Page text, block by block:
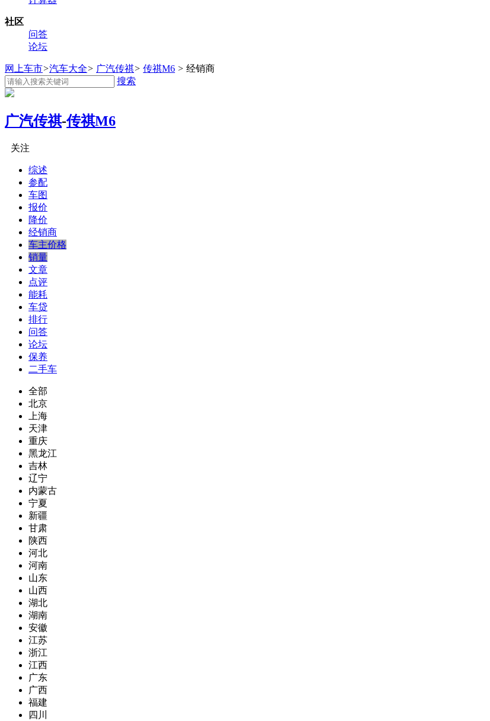
社区
问答
论坛
网上车市>汽车大全> 广汽传祺> 传祺M6 > 经销商
搜索
广汽传祺-传祺M6
关注
综述
参配
车图
报价
降价
经销商
车主价格
销量
文章
点评
能耗
车贷
排行
问答
论坛
保养
二手车
全部
北京
上海
天津
重庆
黑龙江
吉林
辽宁
内蒙古
宁夏
新疆
甘肃
陕西
河北
河南
山东
山西
湖北
湖南
安徽
江苏
浙江
江西
广东
广西
福建
四川